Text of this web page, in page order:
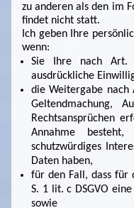
zu anderen als den im
findet nicht statt.
Ich geben Ihre
wenn:
Sie Ihre nach
ausdrückliche
die Weitergabe nach
Geltendmachung,
Rechtsansprüchen
Annahme
schutzwürdiges
Daten haben,
für den Fall, dass für
S. 1 lit. c DSGVO
sowie